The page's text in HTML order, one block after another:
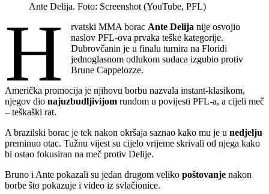
Ante Delija. Foto: Screenshot (YouTube, PFL)
H rvatski MMA borac Ante Delija nije osvojio
naslov PFL-ova prvaka teške kategorije.
Dubrovčanin je u finalu turnira na Floridi
jednoglasnom odlukom sudaca izgubio protiv
Brune Cappelozze.
Američka promocija je njihovu borbu nazvala instant-klasikom,
njegov dio najuzbudljivijom rundom u povijesti PFL-a, a cijeli meč
– teškaški rat.
A brazilski borac je tek nakon okršaja saznao kako mu je u nedjelju
preminuo otac. Tužnu vijest su cijelo vrijeme skrivali od njega kako
bi ostao fokusiran na meč protiv Delije.
Bruno i Ante pokazali su jedan drugom veliko poštovanje nakon
borbe što pokazuje i video iz svlačionice.